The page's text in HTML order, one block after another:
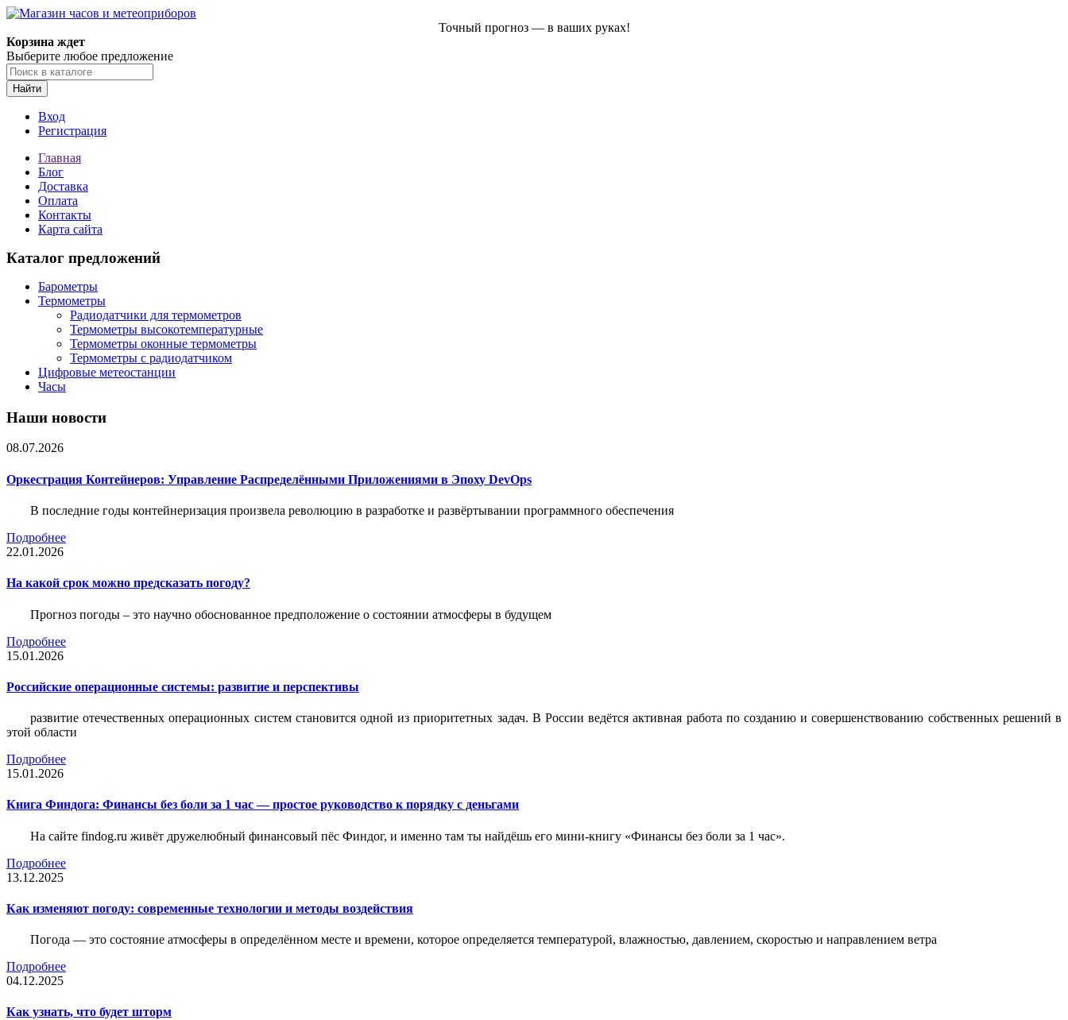
Точный прогноз — в ваших руках!
Корзина ждет
Выберите любое предложение
Найти
Вход
Регистрация
Главная
Блог
Доставка
Оплата
Контакты
Карта сайта
Каталог предложений
Барометры
Термометры
Радиодатчики для термометров
Термометры высокотемпературные
Термометры оконные термометры
Термометры с радиодатчиком
Цифровые метеостанции
Часы
Наши новости
08.07.2026
Оркестрация Контейнеров: Управление Распределёнными Приложениями в Эпоху DevOps
В последние годы контейнеризация произвела революцию в разработке и развёртывании программного обеспечения
Подробнее
22.01.2026
На какой срок можно предсказать погоду?
Прогноз погоды – это научно обоснованное предположение о состоянии атмосферы в будущем
Подробнее
15.01.2026
Российские операционные системы: развитие и перспективы
развитие отечественных операционных систем становится одной из приоритетных задач. В России ведётся активная работа по созданию и совершенствованию собственных решений в
этой области
Подробнее
15.01.2026
Книга Финдога: Финансы без боли за 1 час — простое руководство к порядку с деньгами
На сайте findog.ru живёт дружелюбный финансовый пёс Финдог, и именно там ты найдёшь его мини‑книгу «Финансы без боли за 1 час».
Подробнее
13.12.2025
Как изменяют погоду: современные технологии и методы воздействия
Погода — это состояние атмосферы в определённом месте и времени, которое определяется температурой, влажностью, давлением, скоростью и направлением ветра
Подробнее
04.12.2025
Как узнать, что будет шторм